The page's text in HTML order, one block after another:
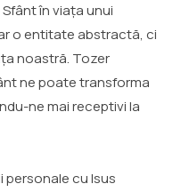
în viața unui
o entitate abstractă, ci
noastră. Tozer
ne poate transforma
ne mai receptivi la
personale cu Isus